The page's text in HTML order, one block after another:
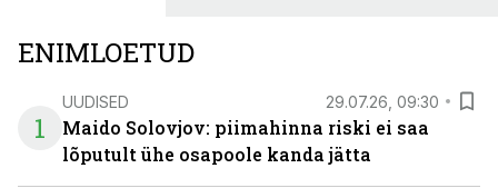
ENIMLOETUD
1
UUDISED 29.07.26, 09:30
Maido Solovjov: piimahinna riski ei saa
lõputult ühe osapoole kanda jätta